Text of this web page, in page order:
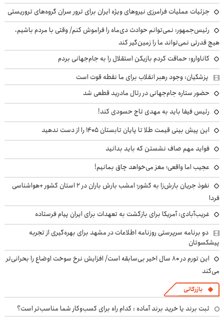
جزئیات عملیات فرامرزی نیروهای ویژه ایران برای ترور سران گروه‌های تروریستی
رئیس‌جمهور: نمی‌توانم حوادث دی‌ماه را فراموش کنم/ وقتی با مردم باشیم،
هیچ قدرتی نمی‌تواند ما را زمین‌گیر کند
کاناوارو: حماقت کردم بازیکن استقلال را به جام‌جهانی بردم
پزشکیان: وجود رهبر انقلاب برای ما نقطه قوت است
حضور ستاره جام‌جهانی در رئال مادرید قطعی شد
رئیس فیفا باید به مهدی تاج حسودی کند!
این پیش بینی قیمت طلا تا پایان تابستان ۱۴۰۵ را از دست ندهید
فواید مهم صاف نشستن که باید بدانید
عجیب اما واقعی؛ مغز می‌خواهد چاق بمانیم!
نفوذ جریان بارش‌زا به کشور؛ امشب بارش باران در ۲ استان کشور +هواشناسی
فردا
غریب‌آبادی: آمریکا برای بازگشت به تعهدات برای ایران پیام فرستاده
دو برنامه سرپرستی روزنامه اطلاعات در مشهد برای بهره‌گیری از تجربه
پیشکسوتان
این تورم در ۸۰ سال اخیر بی‌سابقه است/ افزایش نرخ سوخت اوضاع را بحرانی‌تر
می‌کند
بازرگانی
ثبت برند یا خرید برند آماده : کدام راه برای کسب‌وکار شما مناسب‌تر است؟